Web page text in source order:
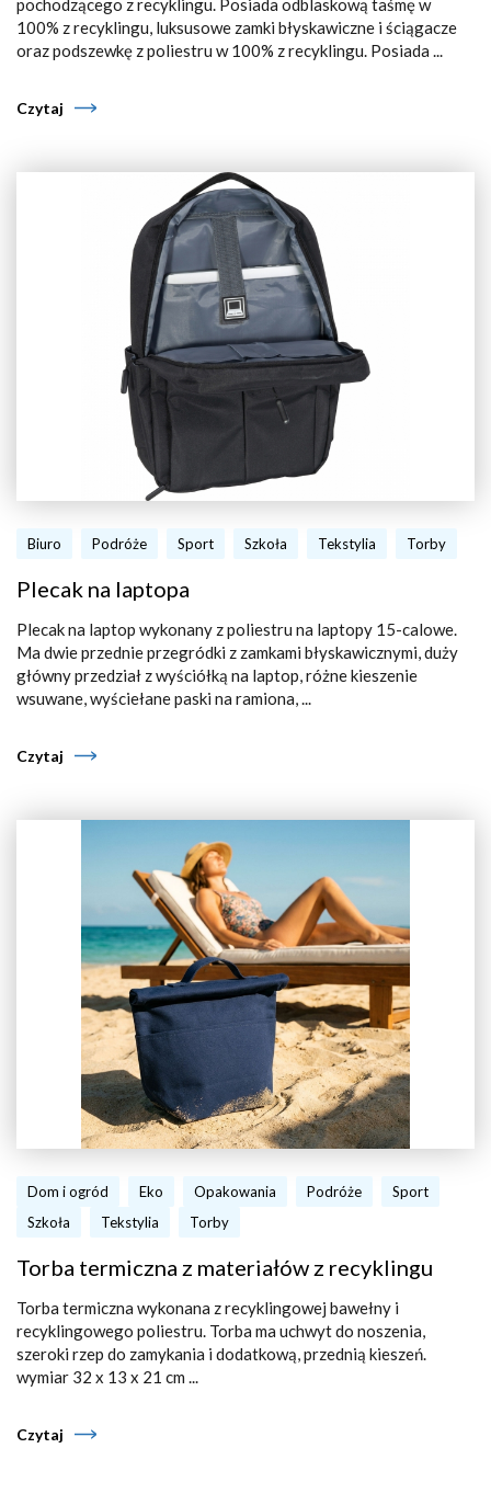
pochodzącego z recyklingu. Posiada odblaskową taśmę w
100% z recyklingu, luksusowe zamki błyskawiczne i ściągacze
oraz podszewkę z poliestru w 100% z recyklingu. Posiada ...
Czytaj
Biuro Podróże Sport Szkoła Tekstylia Torby
Plecak na laptopa
Plecak na laptop wykonany z poliestru na laptopy 15-calowe.
Ma dwie przednie przegródki z zamkami błyskawicznymi, duży
główny przedział z wyściółką na laptop, różne kieszenie
wsuwane, wyściełane paski na ramiona, ...
Czytaj
Dom i ogród Eko Opakowania Podróże
Sport
Szkoła
Tekstylia Torby
Torba termiczna z materiałów z recyklingu
Torba termiczna wykonana z recyklingowej bawełny i
recyklingowego poliestru. Torba ma uchwyt do noszenia,
szeroki rzep do zamykania i dodatkową, przednią kieszeń.
wymiar 32 x 13 x 21 cm ...
Czytaj